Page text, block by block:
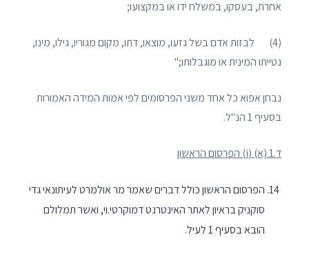
אחרת, בעסקו, במשלח ידו או במקצועו;
(4) לבזות אדם בשל גזעו, מוצאו, דתו, מקום מגוריו, גילו, מינו,
נטייתו המינית או מוגבלותו;"
נבחן אפוא כל אחד משני הפרסומים לפי אמות המידה האמורות
בסעיף 1 הנ"ל.
ד.1 (א) ( i) הפרסום הראשון
הפרסום הראשון כולל דברים שאמר מר אולמרט לעיתונאי גדי
סוקניק בראיון לאתר האינטרנט דמוקרטי.וי, ואשר תמלולם
הובא בסעיף ‎1 לעיל.